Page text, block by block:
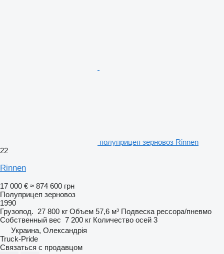
полуприцеп зерновоз Rinnen
22
Rinnen
17 000 € ≈ 874 600 грн
Полуприцеп зерновоз
1990
Грузопод. 27 800 кг Объем 57,6 м³ Подвеска рессора/пневмо
Собственный вес 7 200 кг Количество осей 3
Украина, Олександрія
Truck-Pride
Связаться с продавцом